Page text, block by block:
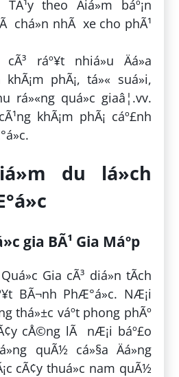
theo Äiá»m báº¡n
chá»n nhÃ xe cho phÃ¹
ráº¥t nhiá»u Äá»a
khÃ¡m phÃ¡, tá»« suá»i,
rá»«ng quá»c giaâ¦.vv.
khÃ¡m phÃ¡ cáº£nh
du lá»ch
gia BÃ¹ Gia Máº­p
Gia cÃ³ diá»n tÃ­ch
BÃ¬nh PhÆ°á»c. NÆ¡i
thá»±c váº­t phong phÃº
cÅ©ng lÃ nÆ¡i báº£o
quÃ½ cá»§a Äá»ng
cÃ¢y thuá»c nam quÃ½